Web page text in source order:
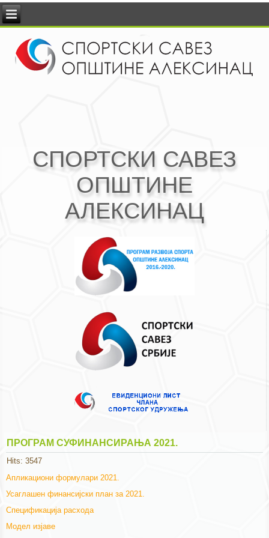
СПОРТСКИ САВЕЗ
ОПШТИНЕ
АЛЕКСИНАЦ
ПРОГРАМ СУФИНАНСИРАЊА 2021.
Hits: 3547
Апликациони формулари 2021.
Усаглашен финансијски план за 2021.
Спецификација расхода
Модел изјаве